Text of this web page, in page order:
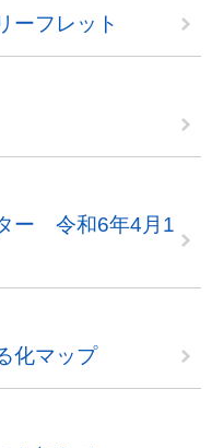
ーフレット
ー 令和6年4月1
化マップ